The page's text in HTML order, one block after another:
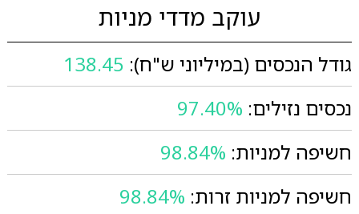
עוקב מדדי מניות
גודל הנכסים (במיליוני ש"ח): 138.45
נכסים נזילים: 97.40%
חשיפה למניות: 98.84%
חשיפה למניות זרות: 98.84%